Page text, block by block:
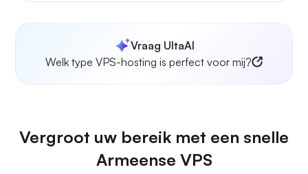
Vraag UltaAI
Welk type VPS-hosting is perfect voor mij?
Vergroot uw bereik met een snelle
Armeense VPS